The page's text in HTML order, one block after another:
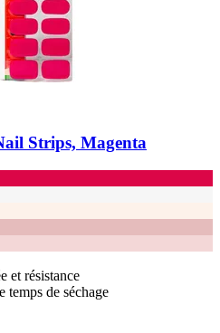
Strips, Magenta
et résistance
temps de séchage